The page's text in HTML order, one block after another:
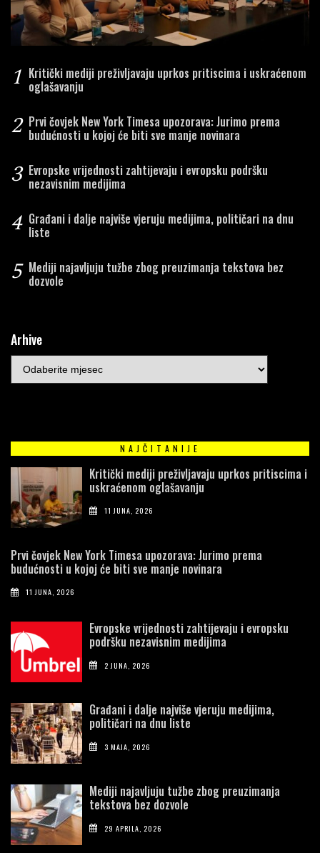
1 Kritički mediji preživljavaju uprkos pritiscima i uskraćenom
oglašavanju
2 Prvi čovjek New York Timesa upozorava: Jurimo prema
budućnosti u kojoj će biti sve manje novinara
3 Evropske vrijednosti zahtijevaju i evropsku podršku
nezavisnim medijima
4 Građani i dalje najviše vjeruju medijima, političari na dnu
liste
5 Mediji najavljuju tužbe zbog preuzimanja tekstova bez
dozvole
Arhive
NAJČITANIJE
Kritički mediji preživljavaju uprkos pritiscima i
uskraćenom oglašavanju
11 JUNA, 2026
Prvi čovjek New York Timesa upozorava: Jurimo prema
budućnosti u kojoj će biti sve manje novinara
11 JUNA, 2026
Evropske vrijednosti zahtijevaju i evropsku
podršku nezavisnim medijima
2 JUNA, 2026
Građani i dalje najviše vjeruju medijima,
političari na dnu liste
3 MAJA, 2026
Mediji najavljuju tužbe zbog preuzimanja
tekstova bez dozvole
29 APRILA, 2026